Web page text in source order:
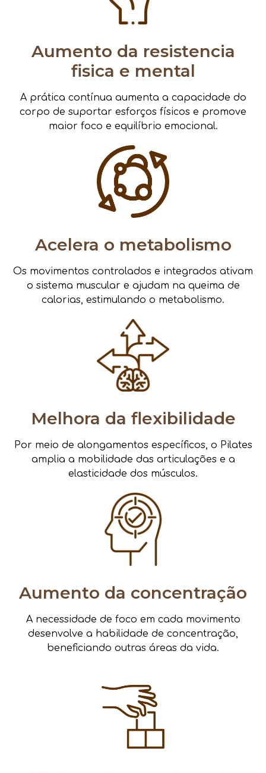
Aumento da resistencia
fisica e mental
A prática contínua aumenta a capacidade do
corpo de suportar esforços físicos e promove
maior foco e equilíbrio emocional.
Acelera o metabolismo
Os movimentos controlados e integrados ativam
o sistema muscular e ajudam na queima de
calorias, estimulando o metabolismo.
Melhora da flexibilidade
Por meio de alongamentos específicos, o Pilates
amplia a mobilidade das articulações e a
elasticidade dos músculos.
Aumento da concentração
A necessidade de foco em cada movimento
desenvolve a habilidade de concentração,
beneficiando outras áreas da vida.